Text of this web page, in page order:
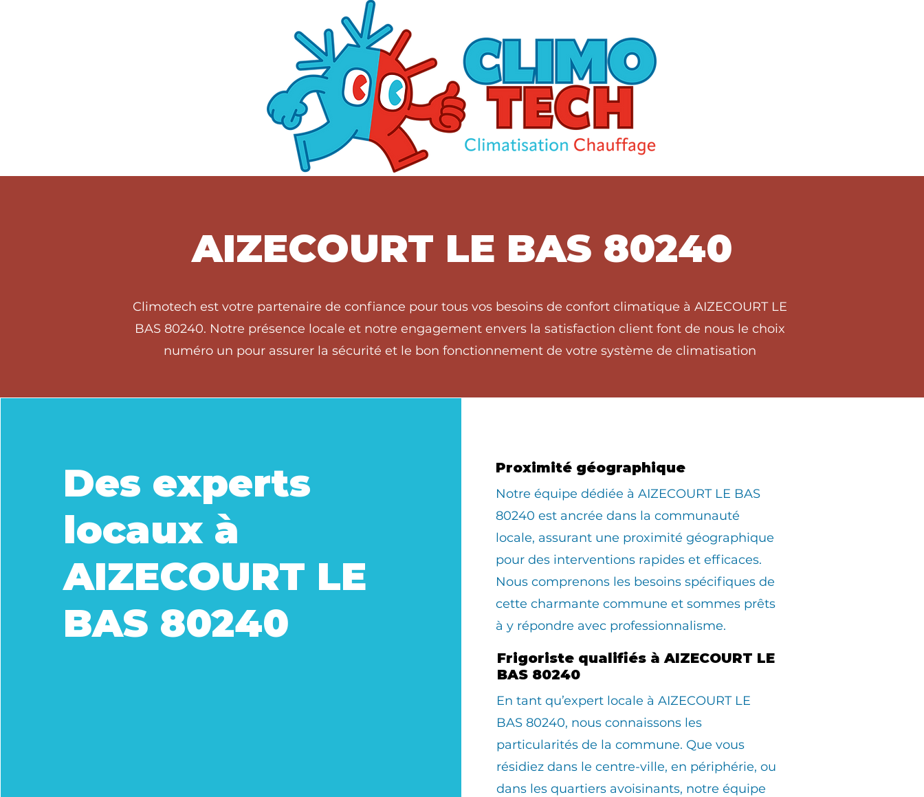
AIZECOURT LE BAS 80240
Climotech est votre partenaire de confiance pour tous vos besoins de confort climatique à AIZECOURT LE
BAS 80240. Notre présence locale et notre engagement envers la satisfaction client font de nous le choix
numéro un pour assurer la sécurité et le bon fonctionnement de votre système de climatisation
Des experts
locaux à
AIZECOURT LE
BAS 80240
Proximité géographique
​Notre équipe dédiée à AIZECOURT LE BAS
80240 est ancrée dans la communauté
locale, assurant une proximité géographique
pour des interventions rapides et efficaces.
Nous comprenons les besoins spécifiques de
cette charmante commune et sommes prêts
à y répondre avec professionnalisme.
Frigoriste qualifiés à AIZECOURT LE
BAS 80240
En tant qu’expert locale à AIZECOURT LE
BAS 80240, nous connaissons les
particularités de la commune. Que vous
résidiez dans le centre-ville, en périphérie, ou
dans les quartiers avoisinants, notre équipe